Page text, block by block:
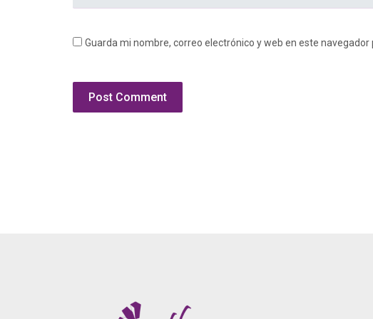
Guarda mi nombre, correo electrónico y web en este